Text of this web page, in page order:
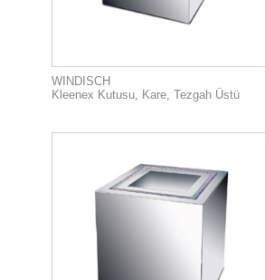
WINDISCH
Kleenex Kutusu, Kare, Tezgah Üstü